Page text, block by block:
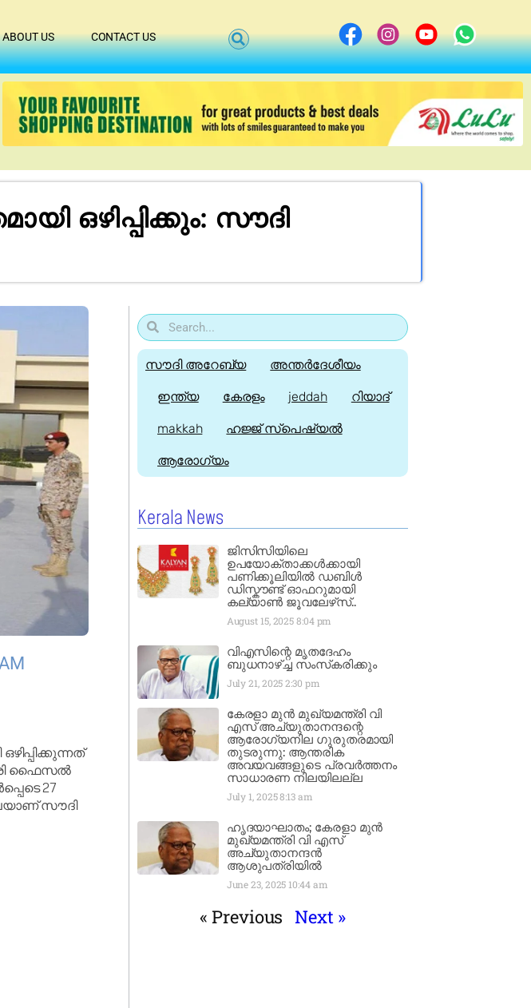
ABOUT US CONTACT US
ഒഴിപ്പിക്കും: സൗദി
ഫൈസൽ
27
സൗദി
സൗദി അറേബ്യ അന്തർദേശീയം
ഇന്ത്യ കേരളം jeddah റിയാദ്
makkah ഹജ്ജ്‌ സ്പെഷ്യൽ
ആരോഗ്യം
Kerala News
ജിസിസിയിലെ
ഉപയോക്താക്കൾക്കായി
പണിക്കൂലിയിൽ ഡബിൾ
ഡിസ്കൗണ്ട് ഓഫറുമായി
കല്യാൺ ജൂവലേഴ്‌സ്..
August 15, 20258:04 pm
വിഎസിന്റെ മൃതദേഹം
ബുധനാഴ്ച്ച സംസ്‌കരിക്കും
July 21, 20252:30 pm
കേരളാ മുൻ മുഖ്യമന്ത്രി വി
എസ് അച്യുതാനന്ദന്റെ
ആരോഗ്യനില ഗുരുതരമായി
തുടരുന്നു: ആന്തരിക
അവയവങ്ങളുടെ പ്രവർത്തനം
സാധാരണ നിലയിലല്ല
July 1, 20258:13 am
ഹൃദയാഘാതം; കേരളാ മുൻ
മുഖ്യമന്ത്രി വി എസ്
അച്യുതാനന്ദൻ
ആശുപത്രിയിൽ
June 23, 2025 10:44 am
« Previous Next »